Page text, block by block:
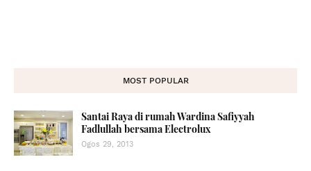
MOST POPULAR
Santai Raya di rumah Wardina Safiyyah
Fadlullah bersama Electrolux
Ogos 29, 2013